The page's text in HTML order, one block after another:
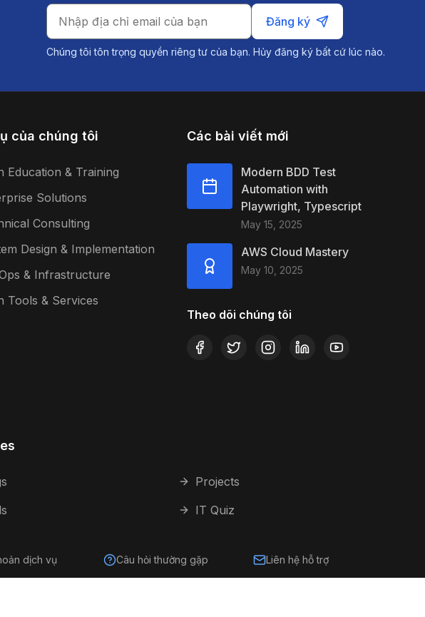
Đăng ký
Chúng tôi tôn trọng quyền riêng tư của bạn. Hủy đăng ký bất cứ lúc nào.
của chúng tôi
Education & Training
Solutions
Consulting
Design & Implementation
& Infrastructure
Tools & Services
Các bài viết mới
Modern BDD Test
Automation with
Playwright, Typescript
May 15, 2025
AWS Cloud Mastery
May 10, 2025
Theo dõi chúng tôi
Projects
IT Quiz
dịch vụ Câu hỏi thường gặp Liên hệ hỗ trợ